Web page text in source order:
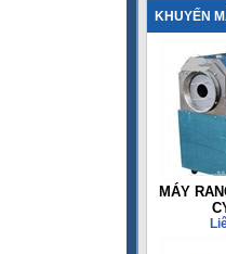
KHUYẾN
MÁY